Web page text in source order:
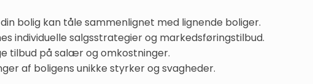
bolig kan tåle sammenlignet med lignende boliger.
individuelle salgsstrategier og markedsføringstilbud.
tilbud på salær og omkostninger.
af boligens unikke styrker og svagheder.